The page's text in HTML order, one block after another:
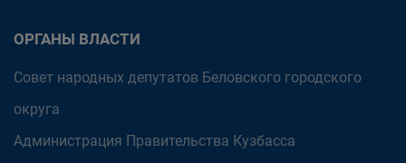
ОРГАНЫ ВЛАСТИ
Совет народных депутатов Беловского городского
округа
Администрация Правительства Кузбасса